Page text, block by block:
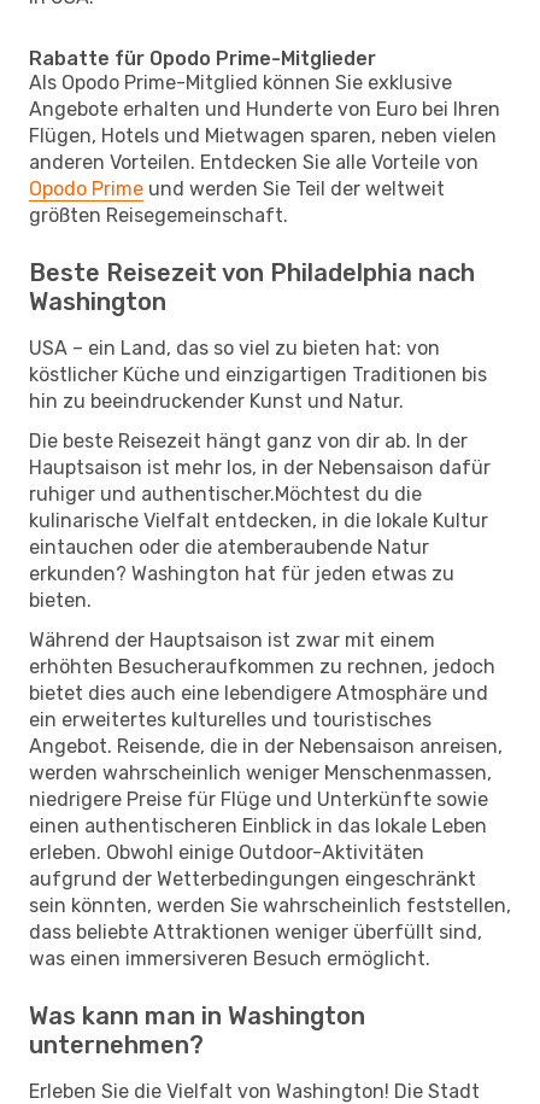
Rabatte für Opodo Prime-Mitglieder
Als Opodo Prime-Mitglied können Sie exklusive
Angebote erhalten und Hunderte von Euro bei Ihren
Flügen, Hotels und Mietwagen sparen, neben vielen
anderen Vorteilen. Entdecken Sie alle Vorteile von
Opodo Prime und werden Sie Teil der weltweit
größten Reisegemeinschaft.
Beste Reisezeit von Philadelphia nach
Washington
USA – ein Land, das so viel zu bieten hat: von
köstlicher Küche und einzigartigen Traditionen bis
hin zu beeindruckender Kunst und Natur.
Die beste Reisezeit hängt ganz von dir ab. In der
Hauptsaison ist mehr los, in der Nebensaison dafür
ruhiger und authentischer.Möchtest du die
kulinarische Vielfalt entdecken, in die lokale Kultur
eintauchen oder die atemberaubende Natur
erkunden? Washington hat für jeden etwas zu
bieten.
Während der Hauptsaison ist zwar mit einem
erhöhten Besucheraufkommen zu rechnen, jedoch
bietet dies auch eine lebendigere Atmosphäre und
ein erweitertes kulturelles und touristisches
Angebot. Reisende, die in der Nebensaison anreisen,
werden wahrscheinlich weniger Menschenmassen,
niedrigere Preise für Flüge und Unterkünfte sowie
einen authentischeren Einblick in das lokale Leben
erleben. Obwohl einige Outdoor-Aktivitäten
aufgrund der Wetterbedingungen eingeschränkt
sein könnten, werden Sie wahrscheinlich feststellen,
dass beliebte Attraktionen weniger überfüllt sind,
was einen immersiveren Besuch ermöglicht.
Was kann man in Washington
unternehmen?
Erleben Sie die Vielfalt von Washington! Die Stadt